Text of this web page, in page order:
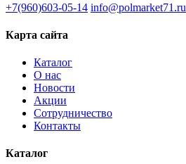
+7(960)603-05-14 info@polmarket71.ru
Карта сайта
Каталог
О нас
Новости
Акции
Сотрудничество
Контакты
Каталог